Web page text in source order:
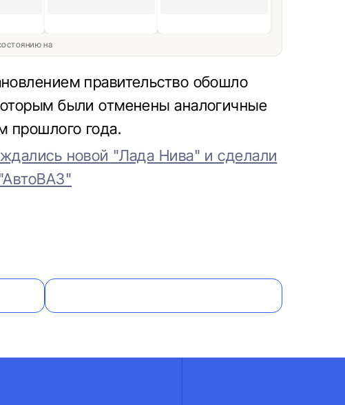
на
правительство обошло
были отменены аналогичные
прошлого года.
новой "Лада Нива" и сделали